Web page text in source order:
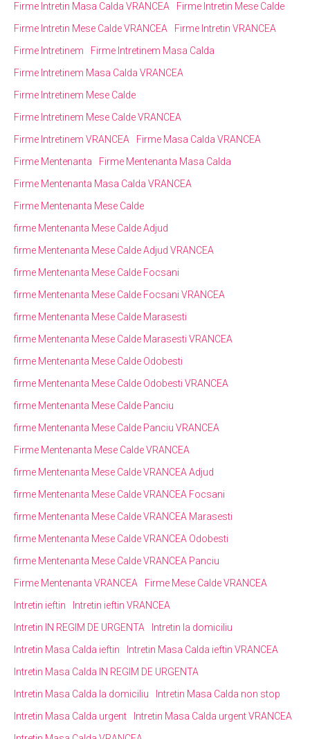
Firme Intretin Masa Calda VRANCEA
Firme Intretin Mese Calde
Firme Intretin Mese Calde VRANCEA
Firme Intretin VRANCEA
Firme Intretinem
Firme Intretinem Masa Calda
Firme Intretinem Masa Calda VRANCEA
Firme Intretinem Mese Calde
Firme Intretinem Mese Calde VRANCEA
Firme Intretinem VRANCEA
Firme Masa Calda VRANCEA
Firme Mentenanta
Firme Mentenanta Masa Calda
Firme Mentenanta Masa Calda VRANCEA
Firme Mentenanta Mese Calde
firme Mentenanta Mese Calde Adjud
firme Mentenanta Mese Calde Adjud VRANCEA
firme Mentenanta Mese Calde Focsani
firme Mentenanta Mese Calde Focsani VRANCEA
firme Mentenanta Mese Calde Marasesti
firme Mentenanta Mese Calde Marasesti VRANCEA
firme Mentenanta Mese Calde Odobesti
firme Mentenanta Mese Calde Odobesti VRANCEA
firme Mentenanta Mese Calde Panciu
firme Mentenanta Mese Calde Panciu VRANCEA
Firme Mentenanta Mese Calde VRANCEA
firme Mentenanta Mese Calde VRANCEA Adjud
firme Mentenanta Mese Calde VRANCEA Focsani
firme Mentenanta Mese Calde VRANCEA Marasesti
firme Mentenanta Mese Calde VRANCEA Odobesti
firme Mentenanta Mese Calde VRANCEA Panciu
Firme Mentenanta VRANCEA
Firme Mese Calde VRANCEA
Intretin ieftin
Intretin ieftin VRANCEA
Intretin IN REGIM DE URGENTA
Intretin la domiciliu
Intretin Masa Calda ieftin
Intretin Masa Calda ieftin VRANCEA
Intretin Masa Calda IN REGIM DE URGENTA
Intretin Masa Calda la domiciliu
Intretin Masa Calda non stop
Intretin Masa Calda urgent
Intretin Masa Calda urgent VRANCEA